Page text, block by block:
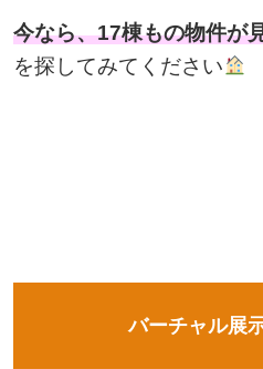
今なら、17棟もの物件が
を探してみてください
バーチャル展